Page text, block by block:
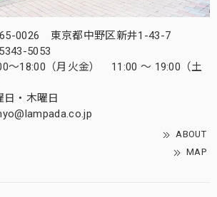
0026 東京都中野区新井1-43-7
5053
～18:00（月火金） 11:00 ～ 19:00（土
日・木曜日
ABOUT
MAP